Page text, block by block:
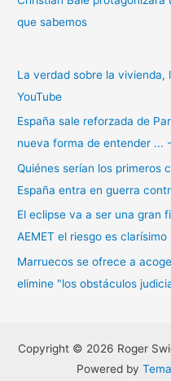
que sabemos
La verdad sobre la
YouTube
España sale reforzada de
nueva forma de entender ...
Quiénes serían los primeros
España entra en guerra
El eclipse va a ser una gran
AEMET el riesgo es clarísimo
Marruecos se ofrece a
elimine "los obstáculos
Copyright © 2026 Roger
Powered by